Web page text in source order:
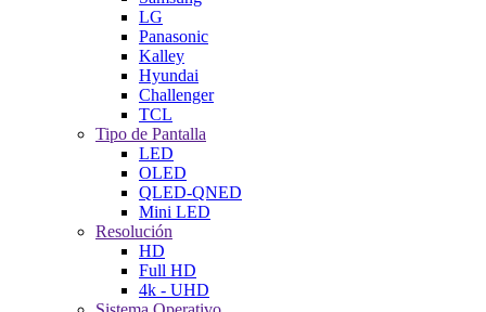
LG
Panasonic
Kalley
Hyundai
Challenger
TCL
Tipo de Pantalla
LED
OLED
QLED-QNED
Mini LED
Resolución
HD
Full HD
4k - UHD